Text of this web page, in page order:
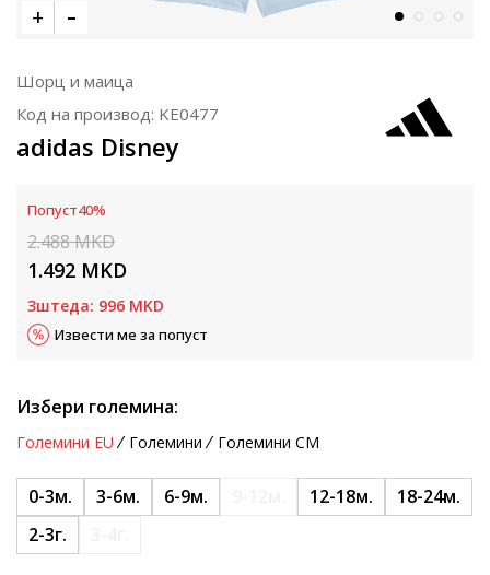
Шорц и маица
Код на производ: KE0477
adidas Disney
Попуст40%
2.488MKD
1.492 MKD
Зштеда: 996 MKD
Извести ме за попуст
Избери големина:
Големини EU Големини Големини CM
0-3м. 3-6м. 6-9м. 12-18м.
18-24м.
2-3г.